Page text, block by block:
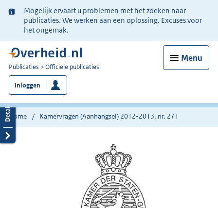
Ter
informatie:
Mogelijk ervaart u problemen met het zoeken naar
publicaties. We werken aan een oplossing. Excuses voor
het ongemak.
Menu
U
bent
nu
hier:
Publicaties Officiële publicaties
Inloggen
Home Kamervragen (Aanhangsel) 2012-2013, nr. 271